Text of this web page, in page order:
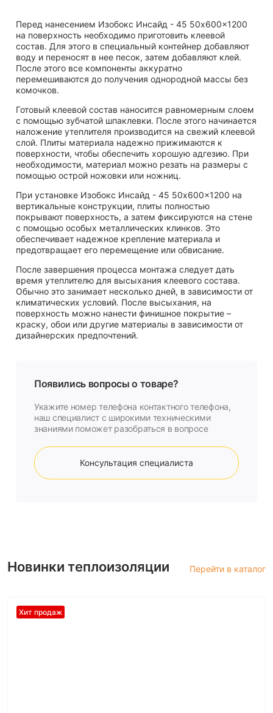
Перед нанесением Изобокс Инсайд - 45 50x600x1200
на поверхность необходимо приготовить клеевой
состав. Для этого в специальный контейнер добавляют
воду и переносят в нее песок, затем добавляют клей.
После этого все компоненты аккуратно
перемешиваются до получения однородной массы без
комочков.
Готовый клеевой состав наносится равномерным слоем
с помощью зубчатой шпаклевки. После этого начинается
наложение утеплителя производится на свежий клеевой
слой. Плиты материала надежно прижимаются к
поверхности, чтобы обеспечить хорошую адгезию. При
необходимости, материал можно резать на размеры с
помощью острой ножовки или ножниц.
При установке Изобокс Инсайд - 45 50x600x1200 на
вертикальные конструкции, плиты полностью
покрывают поверхность, а затем фиксируются на стене
с помощью особых металлических клинков. Это
обеспечивает надежное крепление материала и
предотвращает его перемещение или обвисание.
После завершения процесса монтажа следует дать
время утеплителю для высыхания клеевого состава.
Обычно это занимает несколько дней, в зависимости от
климатических условий. После высыхания, на
поверхность можно нанести финишное покрытие –
краску, обои или другие материалы в зависимости от
дизайнерских предпочтений.
Появились вопросы о товаре?
Укажите номер телефона контактного телефона,
наш специалист с широкими техническими
знаниями поможет разобраться в вопросе
Консультация специалиста
Новинки теплоизоляции Перейти в каталог
Хит продаж